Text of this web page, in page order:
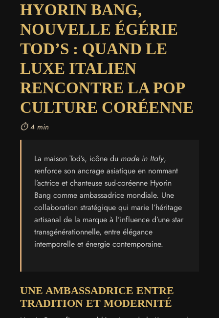
HYORIN BANG,
NOUVELLE ÉGÉRIE
TOD’S : QUAND LE
LUXE ITALIEN
RENCONTRE LA POP
CULTURE CORÉENNE
⏱️ 4 min
La maison Tod’s, icône du made in Italy,
renforce son ancrage asiatique en nommant
l’actrice et chanteuse sud-coréenne Hyorin
Bang comme ambassadrice mondiale. Une
collaboration stratégique qui marie l’héritage
artisanal de la marque à l’influence d’une star
transgénérationnelle, entre élégance
intemporelle et énergie contemporaine.
UNE AMBASSADRICE ENTRE
TRADITION ET MODERNITÉ